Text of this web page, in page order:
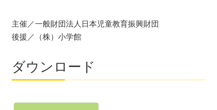
主催／一般財団法人日本児童教育振興財団
後援／（株）小学館
ダウンロード